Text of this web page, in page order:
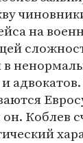
на
в
Коблев